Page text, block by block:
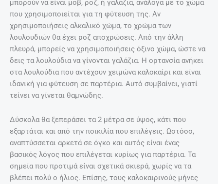
μπορούν να είναι μοβ, ροζ, ή γαλάζια, ανάλογα με το χώμα
που χρησιμοποιείται για τη φύτευση της. Αν
χρησιμοποιήσεις αλκαλικό χώμα, το χρώμα των
λουλουδιών θα έχει ροζ αποχρώσεις. Από την άλλη
πλευρά, μπορείς να χρησιμοποιήσεις όξινο χώμα, ώστε να
δεις τα λουλούδια να γίνονται γαλάζια. Η ορτανσία ανήκει
στα λουλούδια που αντέχουν χειμώνα καλοκαίρι και είναι
ιδανική για φύτευση σε παρτέρια. Αυτό συμβαίνει, γιατί
τείνει να γίνεται θαμνώδης.
Δύσκολα θα ξεπεράσει τα 2 μέτρα σε ύψος, κάτι που
εξαρτάται και από την ποικιλία που επιλέγεις. Ωστόσο,
αναπτύσσεται αρκετά σε όγκο και αυτός είναι ένας
βασικός λόγος που επιλέγεται κυρίως για παρτέρια. Τα
σημεία που προτιμά είναι σχετικά σκιερά, χωρίς να τα
βλέπει πολύ ο ήλιος. Επίσης, τους καλοκαιρινούς μήνες